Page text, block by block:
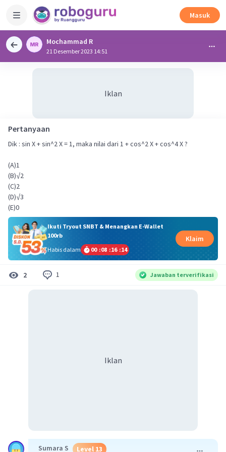
Masuk
Mochammad R
21 Desember 2023 14:51
Iklan
Pertanyaan
Dik : sin X + sin^2 X = 1, maka nilai dari 1 + cos^2 X + cos^4 X ?
(A)1
(B)√2
(C)2
(D)√3
(E)0
Ikuti Tryout SNBT & Menangkan E-Wallet
100rb
Habis dalam
00 :08 :16 :14
Klaim
2 1 Jawaban terverifikasi
Iklan
Sumara S Level 13